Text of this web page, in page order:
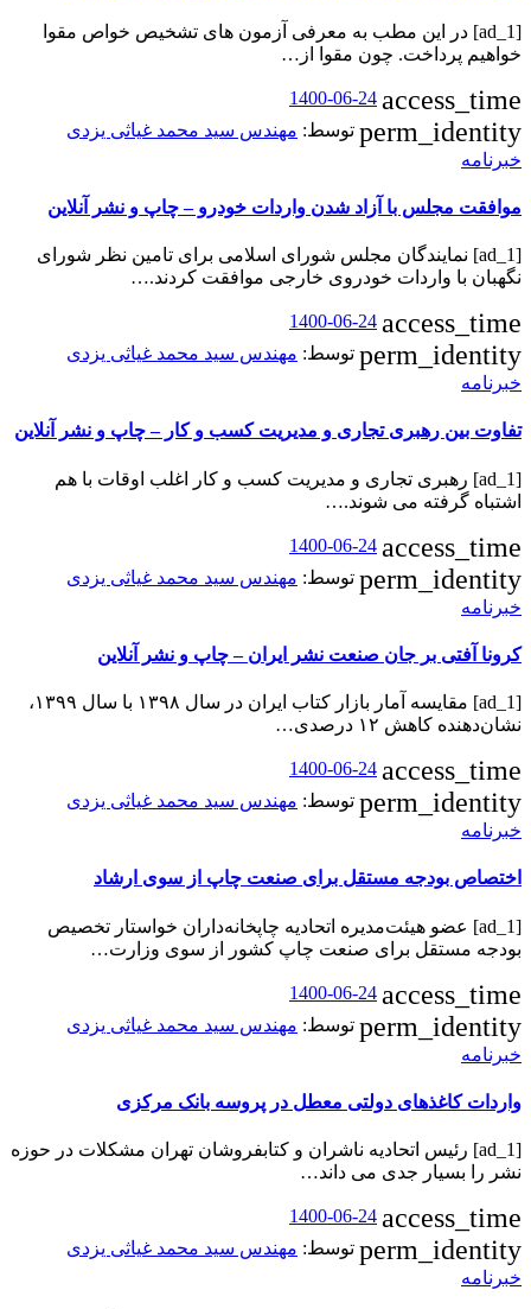
[ad_1] در این مطب به معرفی آزمون های تشخیص خواص مقوا
خواهیم پرداخت. چون مقوا از…
access_time
1400-06-24
perm_identity توسط: مهندس سید محمد غیاثی یزدی
خبرنامه
موافقت مجلس با آزاد شدن واردات خودرو – چاپ و نشر آنلاین
[ad_1] نمایندگان مجلس شورای اسلامی برای تامین نظر شورای
نگهبان با واردات خودروی خارجی موافقت کردند.…
access_time
1400-06-24
perm_identity توسط: مهندس سید محمد غیاثی یزدی
خبرنامه
تفاوت بین رهبری تجاری و مدیریت کسب و کار – چاپ و نشر آنلاین
[ad_1] رهبری تجاری و مدیریت کسب و کار اغلب اوقات با هم
اشتباه گرفته می شوند.…
access_time
1400-06-24
perm_identity توسط: مهندس سید محمد غیاثی یزدی
خبرنامه
کرونا آفتی بر جان صنعت نشر ایران – چاپ و نشر آنلاین
[ad_1] مقایسه آمار بازار کتاب ایران در سال ۱۳۹۸ با سال ۱۳۹۹،
نشان‌دهنده کاهش ۱۲ درصدی…
access_time
1400-06-24
perm_identity توسط: مهندس سید محمد غیاثی یزدی
خبرنامه
اختصاص بودجه مستقل برای صنعت چاپ از سوی ارشاد
[ad_1] عضو هیئت‌مدیره اتحادیه چاپخانه‌داران خواستار تخصیص
بودجه مستقل برای صنعت چاپ کشور از سوی وزارت…
access_time
1400-06-24
perm_identity توسط: مهندس سید محمد غیاثی یزدی
خبرنامه
واردات کاغذهای دولتی معطل در پروسه بانک مرکزی
[ad_1] رئیس اتحادیه ناشران و کتابفروشان تهران مشکلات در حوزه
نشر را بسیار جدی می‌ داند…
access_time
1400-06-24
perm_identity توسط: مهندس سید محمد غیاثی یزدی
خبرنامه